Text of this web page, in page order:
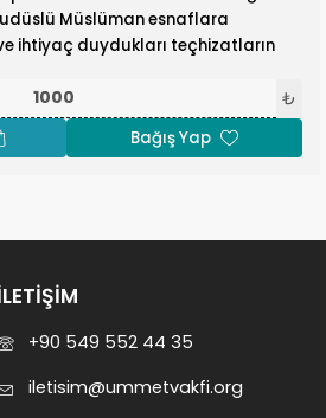
Müslüman esnaflara
ihtiyaç duydukları teçhizatların
₺
Bağış Yap
+90 549 552 44 35
iletisim@ummetvakfi.org